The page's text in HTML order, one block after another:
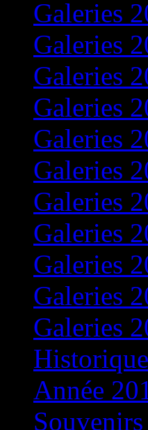
Galeries
Galeries
Galeries
Galeries
Galeries
Galeries
Galeries
Galeries
Galeries
Galeries
Galeries
Année